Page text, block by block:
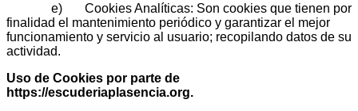
e) Cookies Analíticas: Son cookies que tienen por
finalidad el mantenimiento periódico y garantizar el mejor
funcionamiento y servicio al usuario; recopilando datos de su
actividad.
Uso de Cookies por parte de
https://escuderiaplasencia.org.